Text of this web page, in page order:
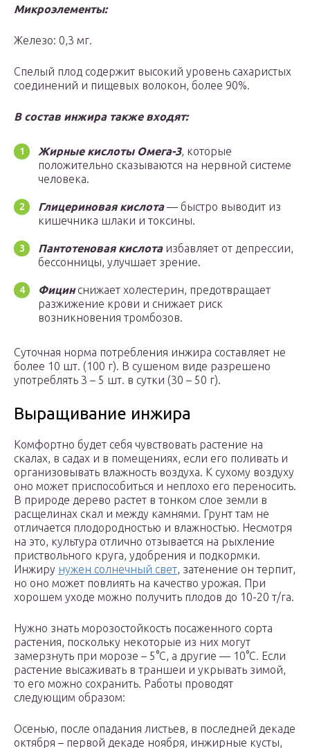
Микроэлементы:
Железо: 0,3 мг.
Спелый плод содержит высокий уровень сахаристых
соединений и пищевых волокон, более 90%.
В состав инжира также входят:
Жирные кислоты Омега-3, которые
положительно сказываются на нервной системе
человека.
Глицериновая кислота — быстро выводит из
кишечника шлаки и токсины.
Пантотеновая кислотаизбавляет от депрессии,
бессонницы, улучшает зрение.
Фицинснижает холестерин, предотвращает
разжижение крови и снижает риск
возникновения тромбозов.
Суточная норма потребления инжира составляет не
более 10 шт. (100 г). В сушеном виде разрешено
употреблять 3 – 5 шт. в сутки (30 – 50 г).
Выращивание инжира
Комфортно будет себя чувствовать растение на
скалах, в садах и в помещениях, если его поливать и
организовывать влажность воздуха. К сухому воздуху
оно может приспособиться и неплохо его переносить.
В природе дерево растет в тонком слое земли в
расщелинах скал и между камнями. Грунт там не
отличается плодородностью и влажностью. Несмотря
на это, культура отлично отзывается на рыхление
приствольного круга, удобрения и подкормки.
Инжиру нужен солнечный свет, затенение он терпит,
но оно может повлиять на качество урожая. При
хорошем уходе можно получить плодов до 10-20 т/га.
Нужно знать морозостойкость посаженного сорта
растения, поскольку некоторые из них могут
замерзнуть при морозе – 5°С, а другие — 10°С. Если
растение высаживать в траншеи и укрывать зимой,
то его можно сохранить. Работы проводят
следующим образом:
Осенью, после опадания листьев, в последней декаде
октября – первой декаде ноября, инжирные кусты,